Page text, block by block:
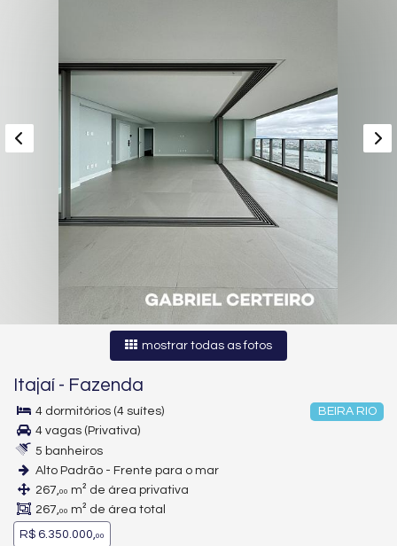
mostrar todas as fotos
Itajaí - Fazenda
BEIRA RIO
4 dormitórios (4 suítes)
4 vagas (Privativa)
5 banheiros
Alto Padrão - Frente para o mar
267,00 m² de área privativa
267,00 m² de área total
R$ 6.350.000,00